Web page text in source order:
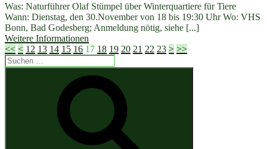
Was: Naturführer Olaf Stümpel über Winterquartiere für Tiere
Wann: Dienstag, den 30.November von 18 bis 19:30 Uhr Wo: VHS
Bonn, Bad Godesberg; Anmeldung nötig, siehe [...]
Weitere Informationen
<< < 12 13 14 15 16 17 18 19 20 21 22 23 > >>
Suchen
nach: